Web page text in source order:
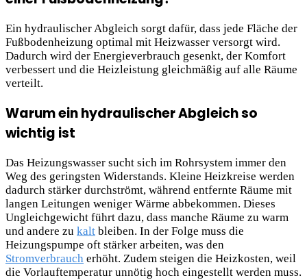
Ein hydraulischer Abgleich sorgt dafür, dass jede Fläche der
Fußbodenheizung optimal mit Heizwasser versorgt wird.
Dadurch wird der Energieverbrauch gesenkt, der Komfort
verbessert und die Heizleistung gleichmäßig auf alle Räume
verteilt.
Warum ein hydraulischer Abgleich so
wichtig ist
Das Heizungswasser sucht sich im Rohrsystem immer den
Weg des geringsten Widerstands. Kleine Heizkreise werden
dadurch stärker durchströmt, während entfernte Räume mit
langen Leitungen weniger Wärme abbekommen. Dieses
Ungleichgewicht führt dazu, dass manche Räume zu warm
und andere zu kalt bleiben. In der Folge muss die
Heizungspumpe oft stärker arbeiten, was den
Stromverbrauch erhöht. Zudem steigen die Heizkosten, weil
die Vorlauftemperatur unnötig hoch eingestellt werden muss.